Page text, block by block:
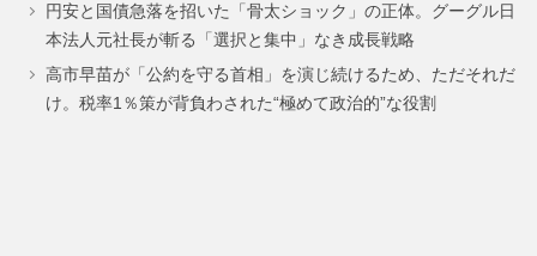
ー
ジ
ー
ジ
ー
ジ
円安と国債急落を招いた「骨太ショック」の正体。グーグル日
本法人元社長が斬る「選択と集中」なき成長戦略
高市早苗が「公約を守る首相」を演じ続けるため、ただそれだ
け。税率1％策が背負わされた“極めて政治的”な役割